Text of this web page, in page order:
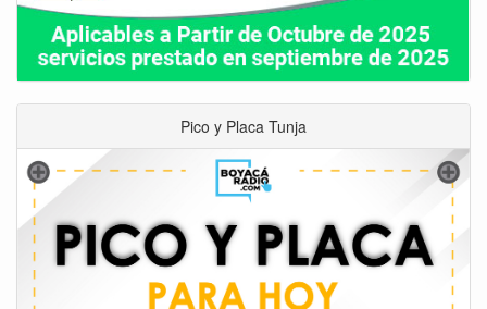
Pico y Placa Tunja